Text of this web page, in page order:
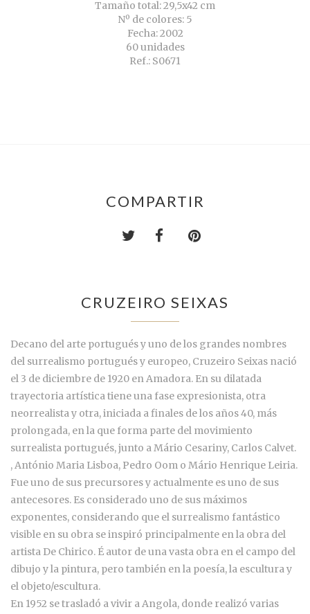
Tamaño total: 29,5x42 cm
Nº de colores: 5
Fecha: 2002
60 unidades
Ref.: S0671
COMPARTIR
CRUZEIRO SEIXAS
Decano del arte portugués y uno de los grandes nombres
del surrealismo portugués y europeo, Cruzeiro Seixas nació
el 3 de diciembre de 1920 en Amadora. En su dilatada
trayectoria artística tiene una fase expresionista, otra
neorrealista y otra, iniciada a finales de los años 40, más
prolongada, en la que forma parte del movimiento
surrealista portugués, junto a Mário Cesariny, Carlos Calvet.
, António Maria Lisboa, Pedro Oom o Mário Henrique Leiria.
Fue uno de sus precursores y actualmente es uno de sus
antecesores. Es considerado uno de sus máximos
exponentes, considerando que el surrealismo fantástico
visible en su obra se inspiró principalmente en la obra del
artista De Chirico. É autor de una vasta obra en el campo del
dibujo y la pintura, pero también en la poesía, la escultura y
el objeto/escultura.
En 1952 se trasladó a vivir a Angola, donde realizó varias